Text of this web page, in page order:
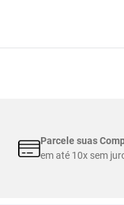
Parcele suas
em até 10x sem